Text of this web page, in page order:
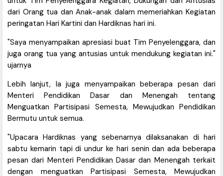
dari Orang tua dan Anak-anak dalam memeriahkan Kegiatan
peringatan Hari Kartini dan Hardiknas hari ini.
"Saya menyampaikan apresiasi buat Tim Penyelenggara, dan
juga orang tua yang antusias untuk mendukung kegiatan ini."
ujarnya
Lebih lanjut, Ia juga menyampaikan beberapa pesan dari
Menteri Pendidikan Dasar dan Menengah tentang
Menguatkan Partisipasi Semesta, Mewujudkan Pendidikan
Bermutu untuk semua.
"Upacara Hardiknas yang sebenarnya dilaksanakan di hari
sabtu kemarin tapi di undur ke hari senin dan ada beberapa
pesan dari Menteri Pendidikan Dasar dan Menengah terkait
dengan menguatkan Partisipasi Semesta, Mewujudkan